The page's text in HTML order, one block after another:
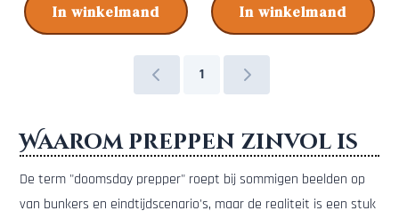
In winkelmand In winkelmand
1
Waarom preppen zinvol is
De term "doomsday prepper" roept bij sommigen beelden op
van bunkers en eindtijdscenario's, maar de realiteit is een stuk